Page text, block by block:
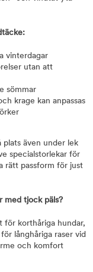
vinterdagar
utan att
sömmar
krage kan anpassas
plats även under lek
specialstorlekar för
rätt passform för just
med tjock päls?
för korthåriga hundar,
långhåriga raser vid
och komfort